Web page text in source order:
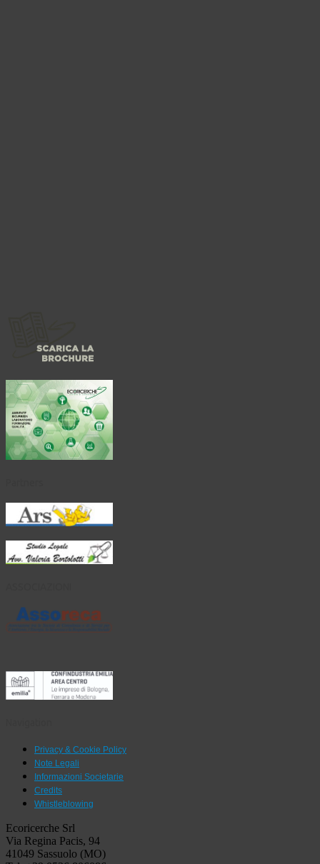
Privacy & Cookie Policy
Note Legali
Informazioni Societarie
Credits
Whistleblowing
Ecoricerche Srl
Via Regina Pacis, 94
41049 Sassuolo (MO)